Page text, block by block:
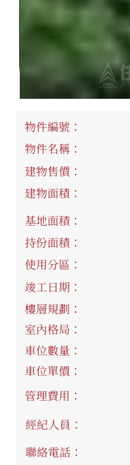
物件編號：
物件名稱：
建物售價：
建物面積：
基地面積：
持份面積：
使用分區：
竣工日期：
樓層規劃：
室內格局：
車位數量：
車位單價：
管理費用：
經紀人員：
聯絡電話：